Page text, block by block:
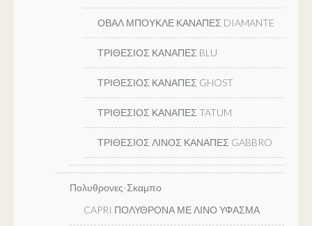
ΟΒΑΛ ΜΠΟΥΚΛΕ ΚΑΝΑΠΕΣ DIAMANTE
ΤΡΙΘΕΣΙΟΣ ΚΑΝΑΠΕΣ BLU
ΤΡΙΘΕΣΙΟΣ ΚΑΝΑΠΕΣ GHOST
ΤΡΙΘΕΣΙΟΣ ΚΑΝΑΠΕΣ TATUM
ΤΡΙΘΕΣΙΟΣ ΛΙΝΟΣ ΚΑΝΑΠΕΣ GABBRO
Πολυθρονες-Σκαμπο
CAPRI ΠΟΛΥΘΡΟΝΑ ΜΕ ΛΙΝΟ ΥΦΑΣΜΑ